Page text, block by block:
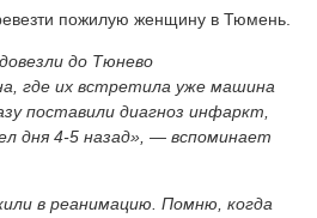
пожилую женщину в Тюмень.
до Тюнево
где их встретила уже машина
поставили диагноз инфаркт,
дня 4-5 назад», — вспоминает
в реанимацию. Помню, когда